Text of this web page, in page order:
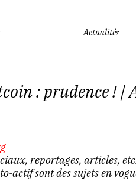
Actualités
: prudence ! |
reportages, articles,
actif sont des sujets en